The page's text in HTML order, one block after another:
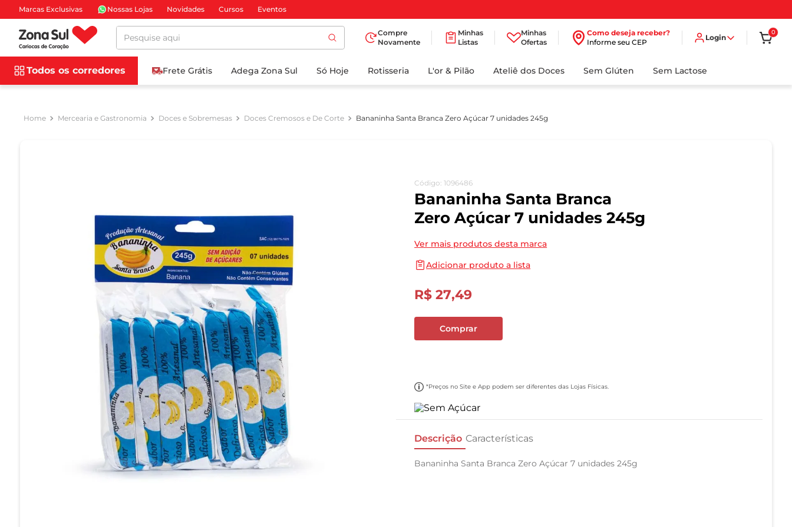
Marcas Exclusivas Nossas Lojas Novidades Cursos Eventos
Pesquise aqui
Compre
Novamente
Minhas
Listas
Minhas
Ofertas
Como deseja receber?
Informe seu CEP
Login
0
Todos os corredores Frete Grátis Adega Zona Sul Só Hoje Rotisseria L'or & Pilão Ateliê dos Doces Sem Glúten Sem Lactose
Mercearia e Gastronomia Doces e Sobremesas Doces Cremosos e De Corte Bananinha Santa Branca Zero Açúcar 7 unidades 245g
Código: 1096486
Bananinha Santa Branca
Zero Açúcar 7 unidades 245g
Ver mais produtos desta marca
Adicionar produto a lista
R$ 27,49
Comprar
*Preços no Site e App podem ser diferentes das Lojas Físicas.
Descrição Características
Bananinha Santa Branca Zero Açúcar 7 unidades 245g
BUSCADOS